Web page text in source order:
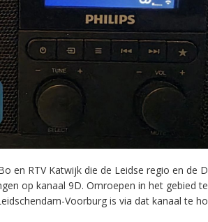
en RTV Katwijk die de Leidse regio en de
op kanaal 9D. Omroepen in het gebied
Voorburg is via dat kanaal te